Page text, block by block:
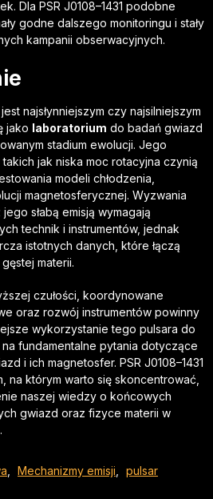
Dla PSR J0108–1431 podobne
godne dalszego monitoringu i stały
kampanii obserwacyjnych.
najsłynniejszym czy najsilniejszym
jako laboratorium do badań gwiazd
stadium ewolucji. Jego
jak niska moc rotacyjna czynią
modeli chłodzenia,
magnetosferycznej. Wyzwania
słabą emisją wymagają
technik i instrumentów, jednak
istotnych danych, które łączą
materii.
czułości, koordynowane
oraz rozwój instrumentów powinny
wykorzystanie tego pulsara do
fundamentalne pytania dotyczące
i ich magnetosfer. PSR J0108–1431
na którym warto się skoncentrować,
naszej wiedzy o końcowych
gwiazd oraz fizyce materii w
Mechanizmy emisji pulsar